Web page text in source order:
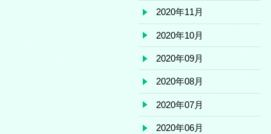
2020年11月
2020年10月
2020年09月
2020年08月
2020年07月
2020年06月